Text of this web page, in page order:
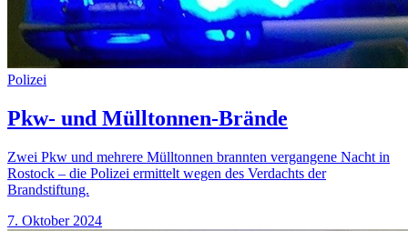
Polizei
Pkw- und Mülltonnen-Brände
Zwei Pkw und mehrere Mülltonnen brannten vergangene Nacht in
Rostock – die Polizei ermittelt wegen des Verdachts der
Brandstiftung.
7. Oktober 2024